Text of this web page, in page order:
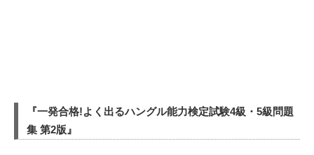
『一発合格!よく出るハングル能力検定試験4級・5級問題
集 第2版』